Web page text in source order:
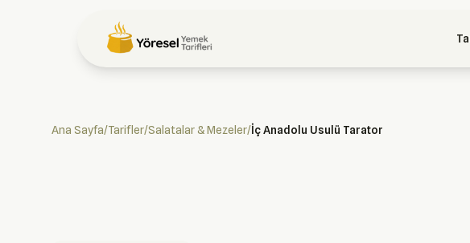
Ana Sayfa/Tarifler/Salatalar & Mezeler/İç Anadolu Usulü Tarator